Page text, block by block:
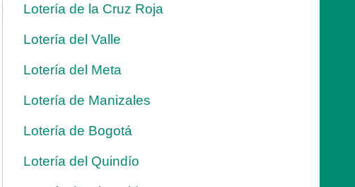
Lotería de la Cruz Roja
Lotería del Valle
Lotería del Meta
Lotería de Manizales
Lotería de Bogotá
Lotería del Quindío